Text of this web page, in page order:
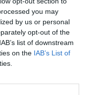
you may
by us or personal
opt-out of the
list of downstream
on the IAB’s List of